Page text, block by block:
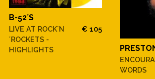
B-52´S
LIVE AT ROCK´N
´ROCKETS -
HIGHLIGHTS
€ 105
WORDS